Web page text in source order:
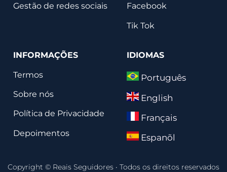
Gestão de redes sociais Facebook
Tik Tok
INFORMAÇÕES
Termos
Sobre nós
Política de Privacidade
Depoimentos
IDIOMAS
Português
English
Français
Espanõl
Copyright © Reais Seguidores · Todos os direitos reservados